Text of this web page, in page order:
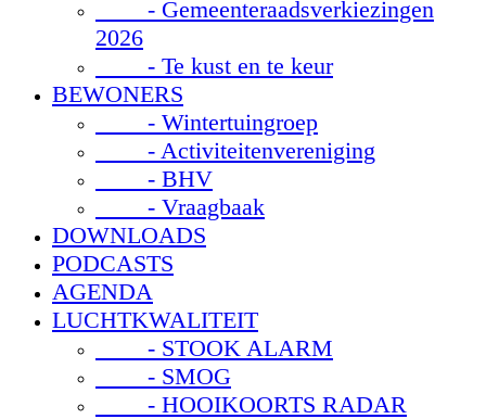
- Gemeenteraadsverkiezingen
2026
- Te kust en te keur
BEWONERS
- Wintertuingroep
- Activiteitenvereniging
- BHV
- Vraagbaak
DOWNLOADS
PODCASTS
AGENDA
LUCHTKWALITEIT
- STOOK ALARM
- SMOG
- HOOIKOORTS RADAR